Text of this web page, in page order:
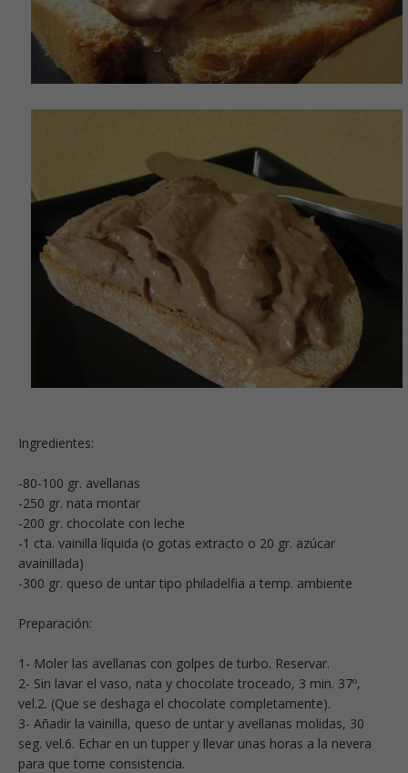
Ingredientes:
-80-100 gr. avellanas
-250 gr. nata montar
-200 gr. chocolate con leche
-1 cta. vainilla líquida (o gotas extracto o 20 gr. azúcar
avainillada)
-300 gr. queso de untar tipo philadelfia a temp. ambiente
Preparación:
1- Moler las avellanas con golpes de turbo. Reservar.
2- Sin lavar el vaso, nata y chocolate troceado, 3 min. 37º,
vel.2. (Que se deshaga el chocolate completamente).
3- Añadir la vainilla, queso de untar y avellanas molidas, 30
seg. vel.6. Echar en un tupper y llevar unas horas a la nevera
para que tome consistencia.